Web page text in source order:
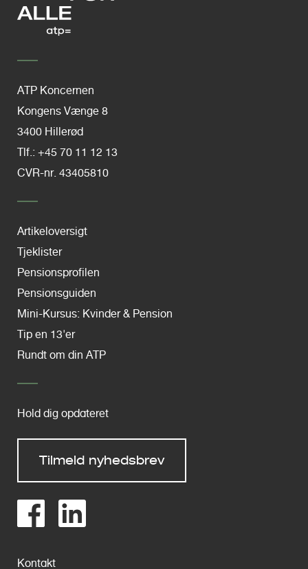
ATP Koncernen
Kongens Vænge 8
3400 Hillerød
Tlf.: +45 70 11 12 13
CVR-nr. 43405810
Artikeloversigt
Tjeklister
Pensionsprofilen
Pensionsguiden
Mini-Kursus: Kvinder & Pension
Tip en 13'er
Rundt om din ATP
Hold dig opdateret
Tilmeld nyhedsbrev
Kontakt